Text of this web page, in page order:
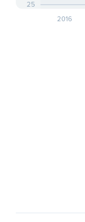
2016
25